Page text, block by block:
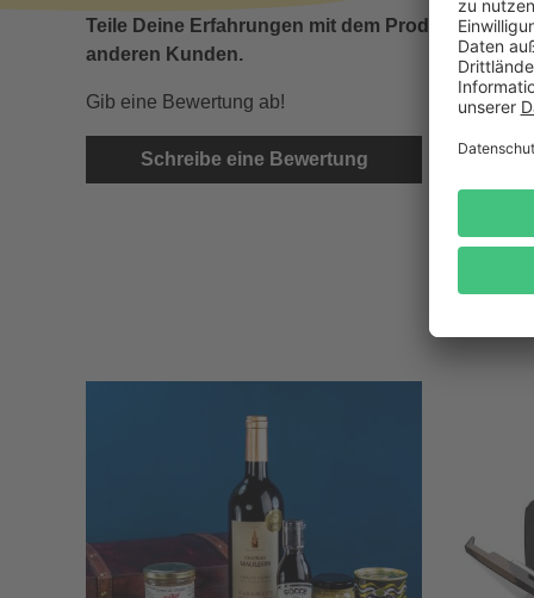
Teile Deine Erfahrungen mit dem Produkt mit
anderen Kunden.
Gib eine Bewertung ab!
Schreibe eine Bewertung